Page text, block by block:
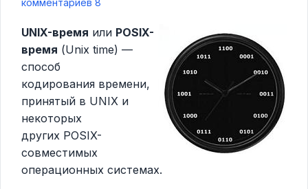
комментариев 8
UNIX-время или POSIX-
время (Unix time) —
способ
кодирования времени,
принятый в UNIX и
некоторых
других POSIX-
совместимых
операционных системах.